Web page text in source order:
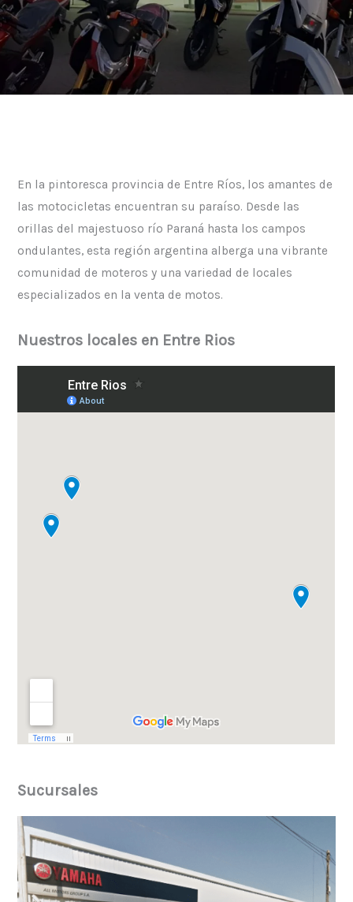
En la pintoresca provincia de Entre Ríos, los amantes de
las motocicletas encuentran su paraíso. Desde las
orillas del majestuoso río Paraná hasta los campos
ondulantes, esta región argentina alberga una vibrante
comunidad de moteros y una variedad de locales
especializados en la venta de motos.
Nuestros locales en Entre Rios
Sucursales